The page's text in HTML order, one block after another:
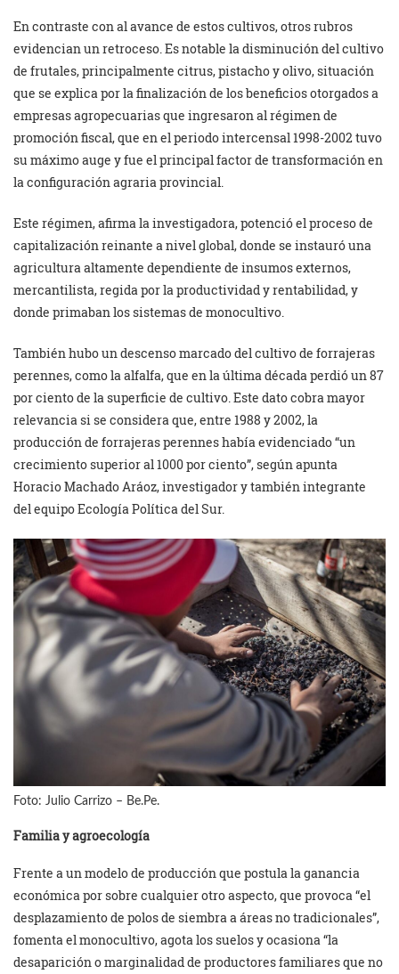
En contraste con al avance de estos cultivos, otros rubros
evidencian un retroceso. Es notable la disminución del cultivo
de frutales, principalmente citrus, pistacho y olivo, situación
que se explica por la finalización de los beneficios otorgados a
empresas agropecuarias que ingresaron al régimen de
promoción fiscal, que en el periodo intercensal 1998-2002 tuvo
su máximo auge y fue el principal factor de transformación en
la configuración agraria provincial.
Este régimen, afirma la investigadora, potenció el proceso de
capitalización reinante a nivel global, donde se instauró una
agricultura altamente dependiente de insumos externos,
mercantilista, regida por la productividad y rentabilidad, y
donde primaban los sistemas de monocultivo.
También hubo un descenso marcado del cultivo de forrajeras
perennes, como la alfalfa, que en la última década perdió un 87
por ciento de la superficie de cultivo. Este dato cobra mayor
relevancia si se considera que, entre 1988 y 2002, la
producción de forrajeras perennes había evidenciado “un
crecimiento superior al 1000 por ciento”, según apunta
Horacio Machado Aráoz, investigador y también integrante
del equipo Ecología Política del Sur.
Foto: Julio Carrizo – Be.Pe.
Familia y agroecología
Frente a un modelo de producción que postula la ganancia
económica por sobre cualquier otro aspecto, que provoca “el
desplazamiento de polos de siembra a áreas no tradicionales”,
fomenta el monocultivo, agota los suelos y ocasiona “la
desaparición o marginalidad de productores familiares que no